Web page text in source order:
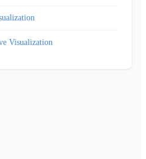
Visualization